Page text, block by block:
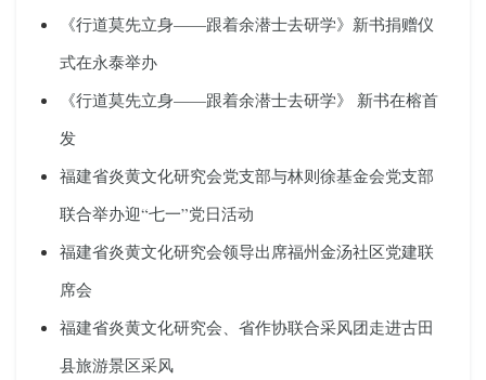
《行道莫先立身——跟着余潜士去研学》新书捐赠仪
式在永泰举办
《行道莫先立身——跟着余潜士去研学》 新书在榕首
发
福建省炎黄文化研究会党支部与林则徐基金会党支部
联合举办迎“七一”党日活动
福建省炎黄文化研究会领导出席福州金汤社区党建联
席会
福建省炎黄文化研究会、省作协联合采风团走进古田
县旅游景区采风